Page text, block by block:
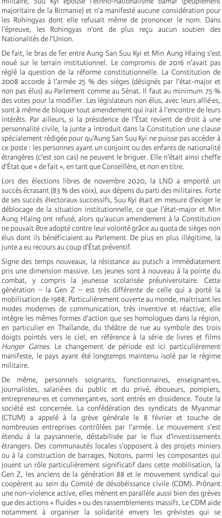
majoritaire de la Birmanie) et n’a manifesté aucune considération pour
les Rohingyas dont elle refusait même de prononcer le nom. Dans
l’épreuve, les Rohingyas n’ont de plus reçu aucun soutien des
Nationalités de l’Union.
De fait, le bras de fer entre Aung San Suu Kyi et Min Aung Hlaing s’est
noué sur le terrain institutionnel. Le compromis de 2016 n’avait pas
réglé la question de la réforme constitutionnelle. La Constitution de
2008 accorde à l’armée 25 % des sièges (désignés par l’état-major et
non pas élus) au Parlement comme au Sénat. Il faut au minimum 75 %
des votes pour la modifier. Les législateurs non élus, avec leurs allié·es,
sont à même de bloquer tout amendement qui irait à l’encontre de leurs
intérêts. Par ailleurs, si la présidence de l’État revient de droit à une
personnalité civile, la junte a introduit dans la Constitution une clause
spécialement rédigée pour qu’Aung San Suu Kyi ne puisse pas accéder à
ce poste : les personnes ayant un conjoint ou des enfants de nationalité
étrangères (c’est son cas) ne peuvent le briguer. Elle n’était ainsi cheffe
d’État que « de fait », en tant que Conseillère, et non en titre.
Lors des élections libres de novembre 2020, la LND a emporté un
succès écrasant (83 % des voix), aux dépens du parti des militaires. Forte
de ses succès électoraux successifs, Suu Kyi était en mesure d’exiger le
déblocage de la situation institutionnelle, ce que l’état-major et Min
Aung Hlaing ont refusé, alors qu’aucun amendement à la Constitution
ne pouvait être adopté contre leur volonté grâce au quota de sièges non
élus dont ils bénéficiaient au Parlement. De plus en plus illégitime, la
junte a eu recours au coup d’État préventif.
Signe des temps nouveaux, la résistance au putsch a immédiatement
pris une dimension massive. Les jeunes sont à nouveau à la pointe du
combat, y compris la jeunesse scolarisée préuniversitaire. Cette
génération – la Gen Z – est très différente de celle qui a porté la
mobilisation de 1988. Particulièrement ouverte au monde, maitrisant les
modes modernes de communication, très inventive et réactive, elle
intègre les mêmes formes d’action que ses homologues dans la région,
en particulier en Thaïlande, du théâtre de rue au symbole des trois
doigts pointés vers le ciel, en référence à la série de livres et films
Hunger Games. Le changement de période est ici particulièrement
manifeste, le pays ayant été longtemps maintenu isolé par le régime
militaire.
De même, personnels soignants, fonctionnaires, enseignant·es,
journalistes, salarié·es du public et du privé, éboueurs, pompiers,
entrepreneur·es et commerçant·es, sont entrés en dissidence. Toute la
société est concernée. La confédération des syndicats de Myanmar
(CTUM) a appelé à la grève générale le 8 février et touche de
nombreuses entreprises contrôlées par l’armée. Le mouvement s’est
étendu à la paysannerie, déstabilisée par le flux d’investissements
étrangers. Des communautés locales s’opposent à des projets miniers
ou à la construction de barrages. Notons, parmi les composantes qui
jouent un rôle particulièrement significatif dans cette mobilisation, la
Gen Z, les anciens de la génération 88 et le mouvement syndical qui
coopèrent au sein du Comité de désobéissance civile (CDM). Prônant
une non-violence active, elles mènent en parallèle aussi bien des grèves
que des actions « fluides » ou des rassemblements massifs. Le CDM aide
notamment à organiser la solidarité envers les grévistes qui se